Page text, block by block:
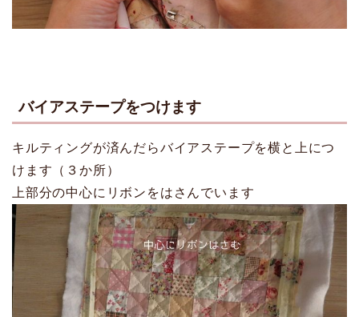
バイアステープをつけます
キルティングが済んだらバイアステープを横と上につ
けます（３か所）
上部分の中心にリボンをはさんでいます